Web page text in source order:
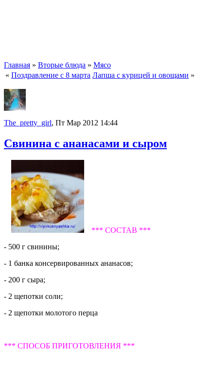
Главная » Вторые блюда » Мясо
« Поздравление с 8 марта Лапша с курицей и овощами »
The_pretty_girl, Пт Мар 2012 14:44
Свинина с ананасами и сыром
*** СОСТАВ ***
- 500 г свинины;
- 1 банка консервированных ананасов;
- 200 г сыра;
- 2 щепотки соли;
- 2 щепотки молотого перца
*** СПОСОБ ПРИГОТОВЛЕНИЯ ***